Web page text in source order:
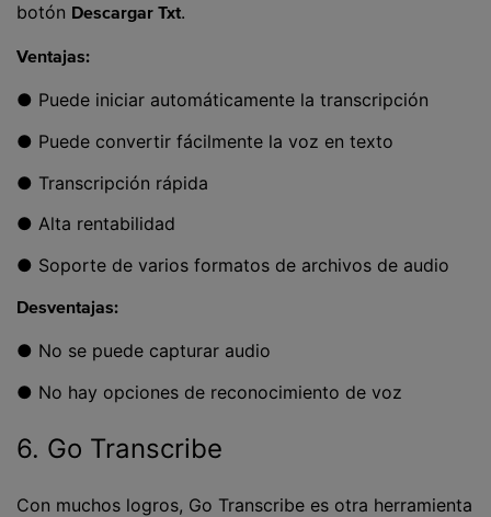
botón Descargar Txt.
Ventajas:
● Puede iniciar automáticamente la transcripción
● Puede convertir fácilmente la voz en texto
● Transcripción rápida
● Alta rentabilidad
● Soporte de varios formatos de archivos de audio
Desventajas:
● No se puede capturar audio
● No hay opciones de reconocimiento de voz
6. Go Transcribe
Con muchos logros, Go Transcribe es otra herramienta